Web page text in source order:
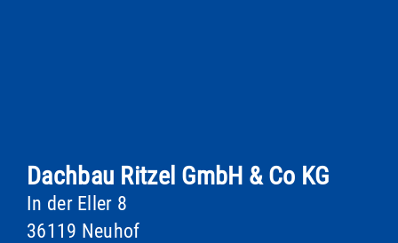
Dachbau Ritzel GmbH & Co KG
In der Eller 8
36119 Neuhof